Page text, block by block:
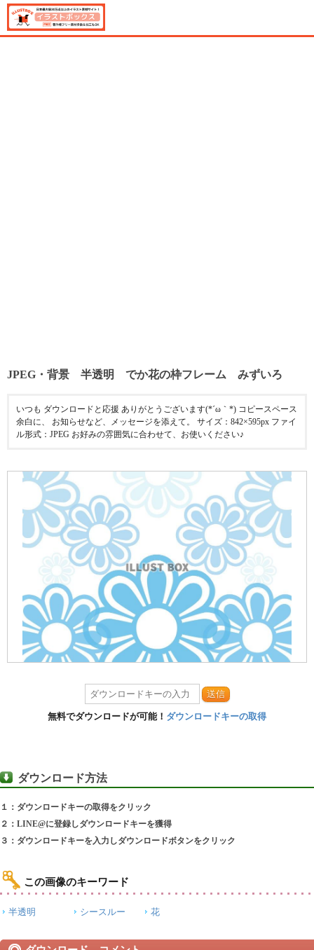
JPEG・背景 半透明 でか花の枠フレーム みずいろ
いつも ダウンロードと応援 ありがとうございます(*´ω｀*) コピースペース
余白に、 お知らせなど、メッセージを添えて。 サイズ：842×595px ファイ
ル形式：JPEG お好みの雰囲気に合わせて、お使いください♪
送信
無料でダウンロードが可能！ ダウンロードキーの取得
ダウンロード方法
１：ダウンロードキーの取得をクリック
２：LINE@に登録しダウンロードキーを獲得
３：ダウンロードキーを入力しダウンロードボタンをクリック
この画像のキーワード
半透明 シースルー 花